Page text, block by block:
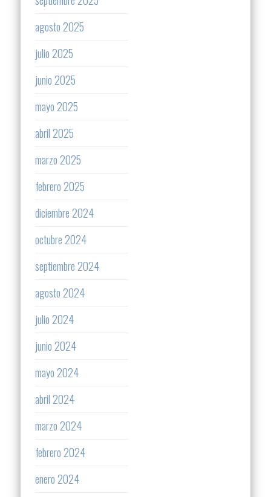
agosto 2025
julio 2025
junio 2025
mayo 2025
abril 2025
marzo 2025
febrero 2025
diciembre 2024
octubre 2024
septiembre 2024
agosto 2024
julio 2024
junio 2024
mayo 2024
abril 2024
marzo 2024
febrero 2024
enero 2024